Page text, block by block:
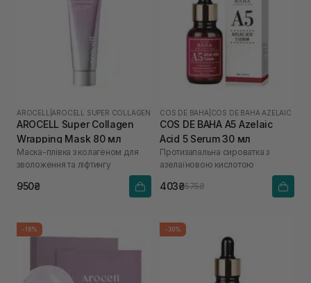
AROCELL AROCELL SUPER COLLAGEN
AROCELL Super Collagen
Wrapping Mask 80 мл
Маска-плівка з колагеном для
зволоження та ліфтингу
950₴
COS DE BAHA COS DE BAHA AZELAIC
COS DE BAHA A5 Azelaic
Acid 5 Serum 30 мл
Протизапальна сироватка з
азелаїновою кислотою
403₴575₴
-18% -30%